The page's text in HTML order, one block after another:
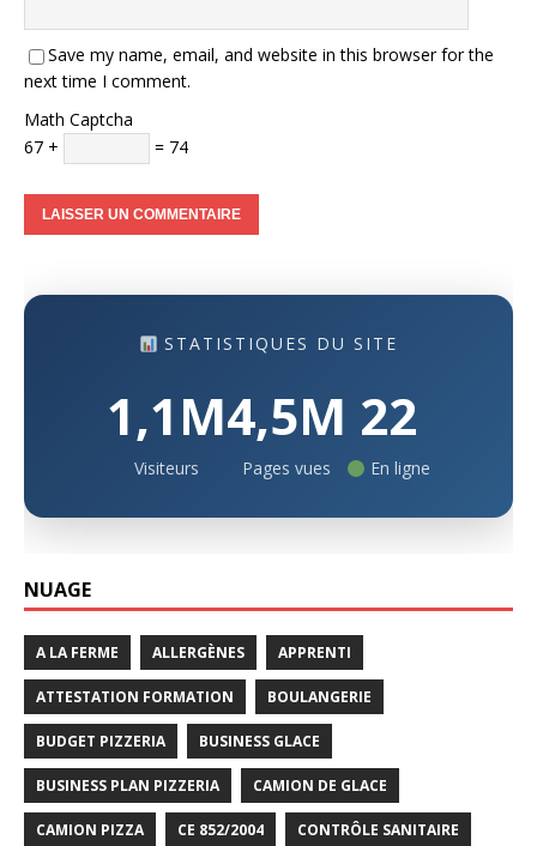
Save my name, email, and website in this browser for the
next time I comment.
Math Captcha
67 +
= 74
STATISTIQUES DU SITE
1,1M
Visiteurs
4,5M
Pages vues
22
En ligne
NUAGE
A LA FERME ALLERGÈNES APPRENTI
ATTESTATION FORMATION BOULANGERIE
BUDGET PIZZERIA BUSINESS GLACE
BUSINESS PLAN PIZZERIA CAMION DE GLACE
CAMION PIZZA CE 852/2004 CONTRÔLE SANITAIRE